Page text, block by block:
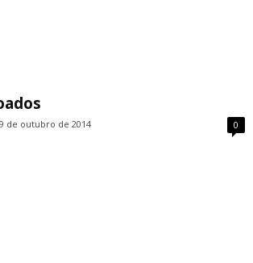
9 de outubro de 2014 0